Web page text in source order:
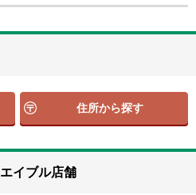
住所から探す
イブル店舗